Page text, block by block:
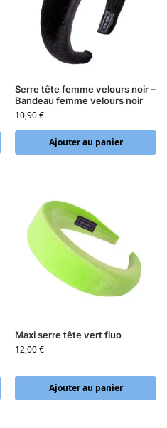
Serre tête femme velours noir –
Bandeau femme velours noir
10,90€
Ajouter au panier
Maxi serre tête vert fluo
12,00€
Ajouter au panier